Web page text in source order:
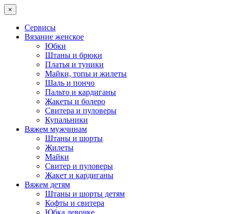
×
Сервисы
Вязание женское
Юбки
Штаны и брюки
Платья и туники
Майки, топы и жилеты
Шаль и пончо
Пальто и кардиганы
Жакеты и болеро
Свитера и пуловеры
Купальники
Вяжем мужчинам
Штаны и шорты
Жилеты
Майки
Свитер и пуловеры
Жакет и кардиганы
Вяжем детям
Штаны и шорты детям
Кофты и свитера
Юбка девочке